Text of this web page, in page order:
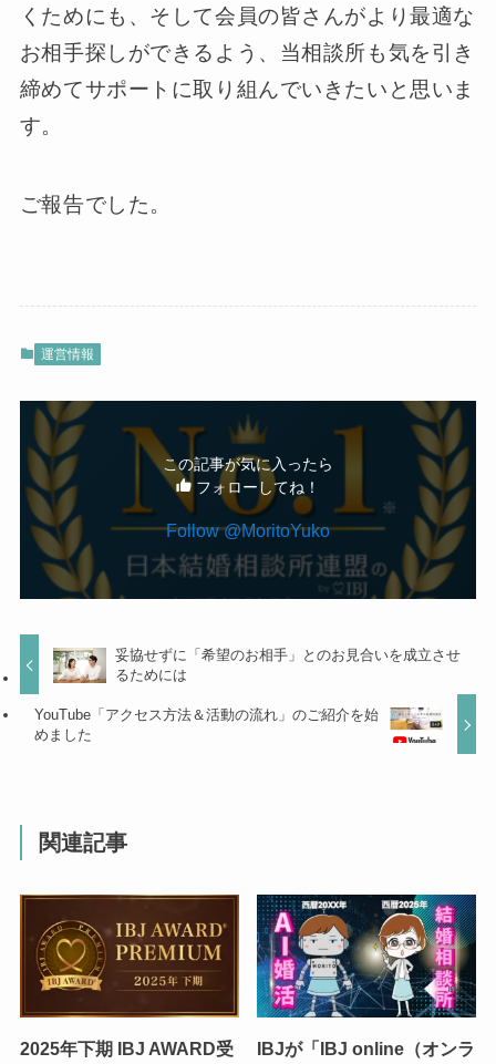
くためにも、そして会員の皆さんがより最適な
お相手探しができるよう、当相談所も気を引き
締めてサポートに取り組んでいきたいと思いま
す。
ご報告でした。
運営情報
この記事が気に入ったら
フォローしてね！
Follow @MoritoYuko
妥協せずに「希望のお相手」とのお見合いを成立させ
るためには
YouTube「アクセス方法＆活動の流れ」のご紹介を始
めました
関連記事
2025年下期 IBJ AWARD受
IBJが「IBJ online（オンラ